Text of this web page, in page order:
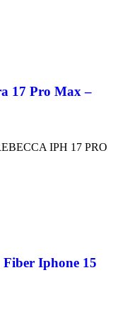
17 Pro Max –
IPH 17 PRO
Iphone 15